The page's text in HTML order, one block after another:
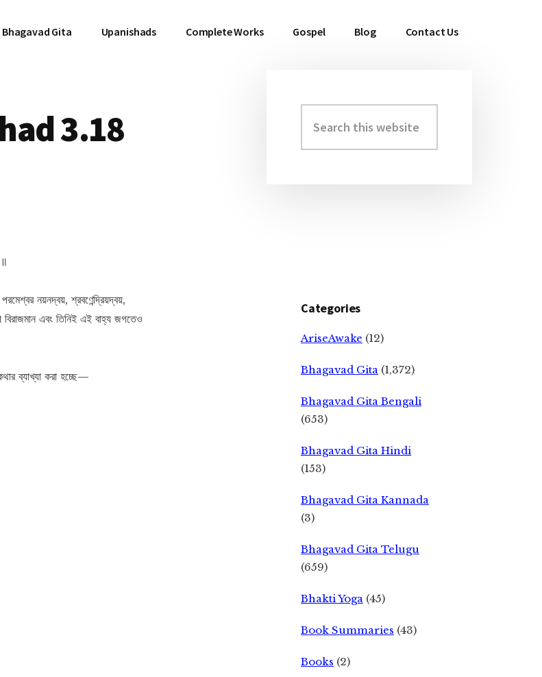
Bhagavad Gita Upanishads Complete Works Gospel Blog Contact Us
3.18
নয়নদ্বয়, শ্রবণেন্দ্রিয়দ্বয়,
এবং তিনিই এই বাহ্য জগতেও
ব্যাখ্যা করা হচ্ছে—
Primary
Sidebar
this
website
Categories
AriseAwake (12)
Bhagavad Gita (1,372)
Bhagavad Gita Bengali
(653)
Bhagavad Gita Hindi
(153)
Bhagavad Gita Kannada
(3)
Bhagavad Gita Telugu
(659)
Bhakti Yoga (45)
Book Summaries (43)
Books (2)